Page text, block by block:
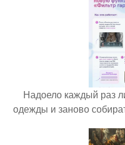
Надоело каждый раз
одежды и заново